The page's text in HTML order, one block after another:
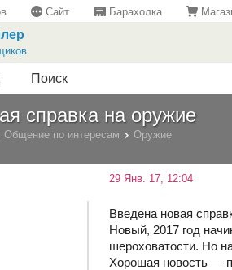
Сайт Барахолка
Поиск
справка на оружие
Общение по интересам Оружие
29 Янв. 17, 12:04
Введена новая
Новый, 2017 год
шероховатости. Но
Хорошая новость —